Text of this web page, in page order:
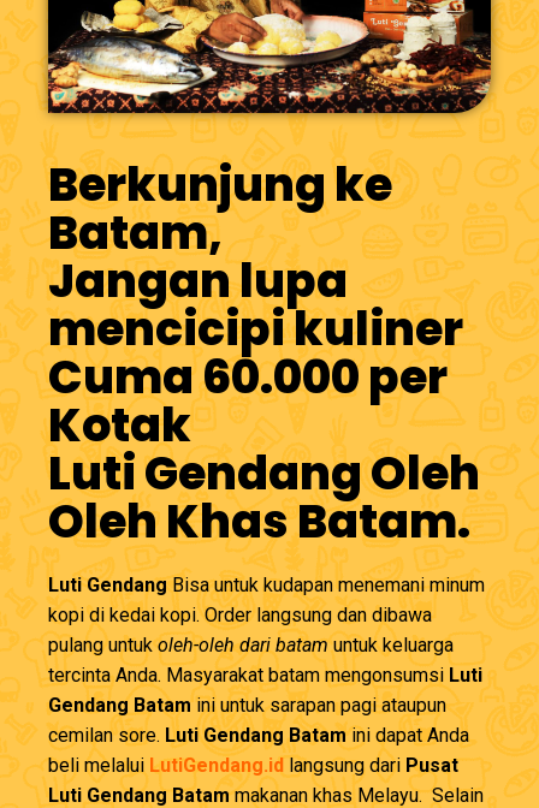
Berkunjung ke
Batam,
Jangan lupa
mencicipi kuliner
Cuma 60.000 per
Kotak
Luti Gendang Oleh
Oleh Khas Batam.
Luti GendangBisa untuk kudapan menemani minum
kopi di kedai kopi. Order langsung dan dibawa
pulang untukoleh-oleh dari batamuntuk keluarga
tercinta Anda. Masyarakat batam mengonsumsi Luti
Gendang Batamini untuk sarapan pagi ataupun
cemilan sore. Luti Gendang Batamini dapat Anda
beli melalui LutiGendang.id langsung dari Pusat
Luti Gendang Batammakanan khas Melayu. Selain